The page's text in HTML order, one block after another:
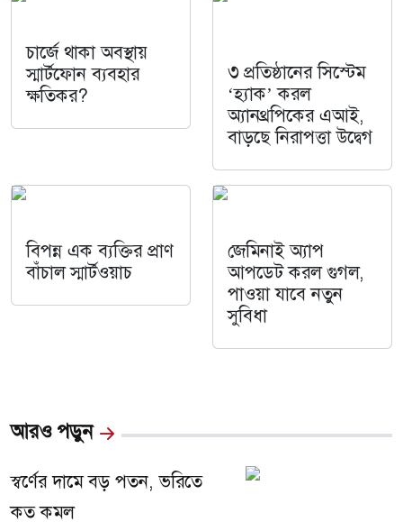
চার্জে থাকা অবস্থায়
স্মার্টফোন ব্যবহার
ক্ষতিকর?
৩ প্রতিষ্ঠানের সিস্টেম
‘হ্যাক’ করল
অ্যানথ্রপিকের এআই,
বাড়ছে নিরাপত্তা উদ্বেগ
বিপন্ন এক ব্যক্তির প্রাণ
বাঁচাল স্মার্টওয়াচ
জেমিনাই অ্যাপ
আপডেট করল গুগল,
পাওয়া যাবে নতুন
সুবিধা
আরও পড়ুন
স্বর্ণের দামে বড় পতন, ভরিতে
কত কমল